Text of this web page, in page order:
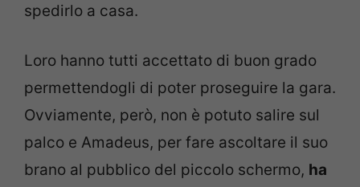
spedirlo a casa.
Loro hanno tutti accettato di buon grado
permettendogli di poter proseguire la gara.
Ovviamente, però, non è potuto salire sul
palco e Amadeus, per fare ascoltare il suo
brano al pubblico del piccolo schermo, ha